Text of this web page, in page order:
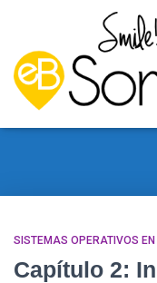
SISTEMAS OPERATIVOS EN
Capítulo 2: